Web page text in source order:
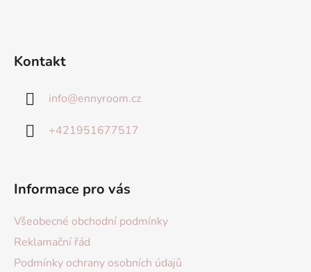
Kontakt
info@ennyroom.cz
+421951677517
Informace pro vás
Všeobecné obchodní podmínky
Reklamační řád
Podmínky ochrany osobních údajů